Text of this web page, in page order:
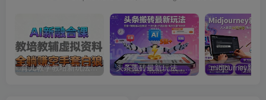
育儿教学教培新玩法，AI生成教学视频，市场大，操作简单，变现天花板非常高 头条搬砖最新玩法，文章+视频用AI全搞定，一天5张+不是问题，每天只需10分钟